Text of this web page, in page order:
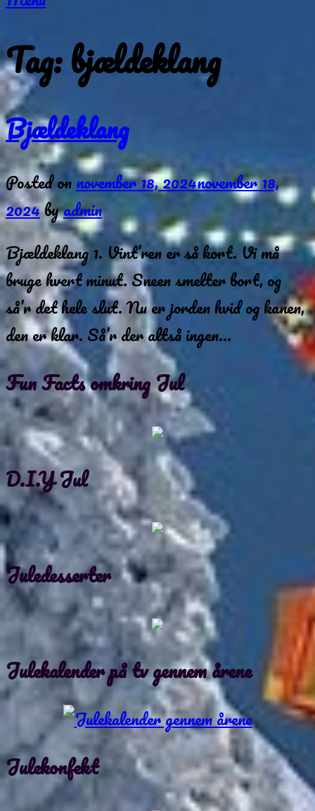
Tag:bjældeklang
Bjældeklang
Posted onnovember 18, 2024november 18,
2024byadmin
Bjældeklang 1. Vint’ren er så kort. Vi må
bruge hvert minut. Sneen smelter bort, og
så’r det hele slut. Nu er jorden hvid og kanen,
den er klar. Så’r der altså ingen…
Fun Facts omkring Jul
D.I.Y Jul
Juledesserter
Julekalender på tv gennem årene
Julekonfekt